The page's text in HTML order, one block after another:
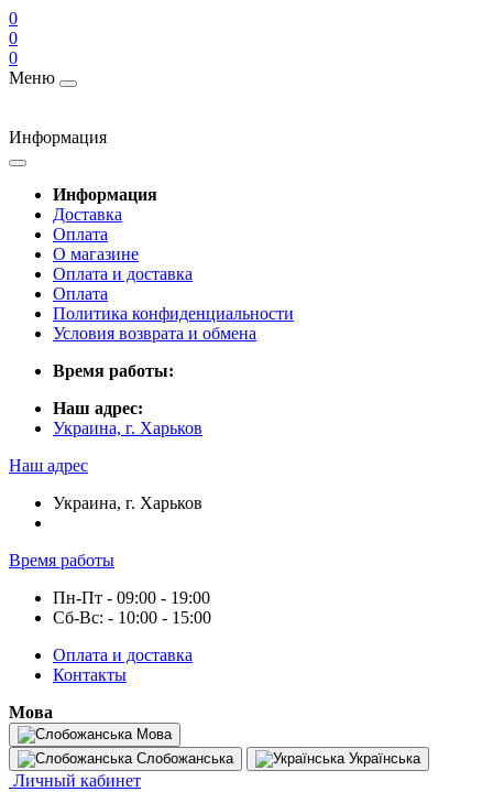
0
0
0
Меню
Информация
Информация
Доставка
Оплата
О магазине
Оплата и доставка
Оплата
Политика конфиденциальности
Условия возврата и обмена
Время работы:
Наш адрес:
Украина, г. Харьков
Наш адрес
Украина, г. Харьков
Время работы
Пн-Пт - 09:00 - 19:00
Сб-Вс: - 10:00 - 15:00
Оплата и доставка
Контакты
Мова
Мова
Слобожанська
Українська
Личный кабинет